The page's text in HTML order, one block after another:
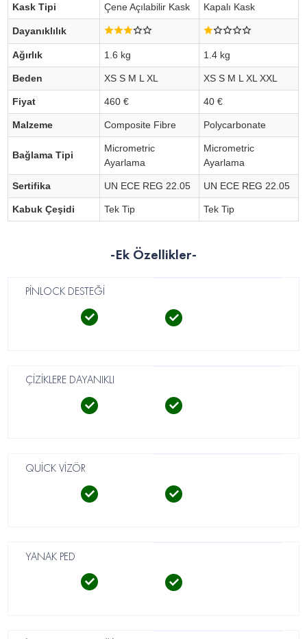
Kask Tipi Çene Açılabilir Kask Kapalı Kask
Dayanıklılık
Ağırlık 1.6 kg 1.4 kg
Beden XS S M L XL XS S M L XL XXL
Fiyat 460 € 40 €
Malzeme Composite Fibre Polycarbonate
Bağlama Tipi
Micrometric
Ayarlama
Micrometric
Ayarlama
Sertifika UN ECE REG 22.05 UN ECE REG 22.05
Kabuk Çeşidi Tek Tip Tek Tip
-Ek Özellikler-
PİNLOCK DESTEĞİ
ÇİZİKLERE DAYANIKLI
QUİCK VİZÖR
YANAK PED